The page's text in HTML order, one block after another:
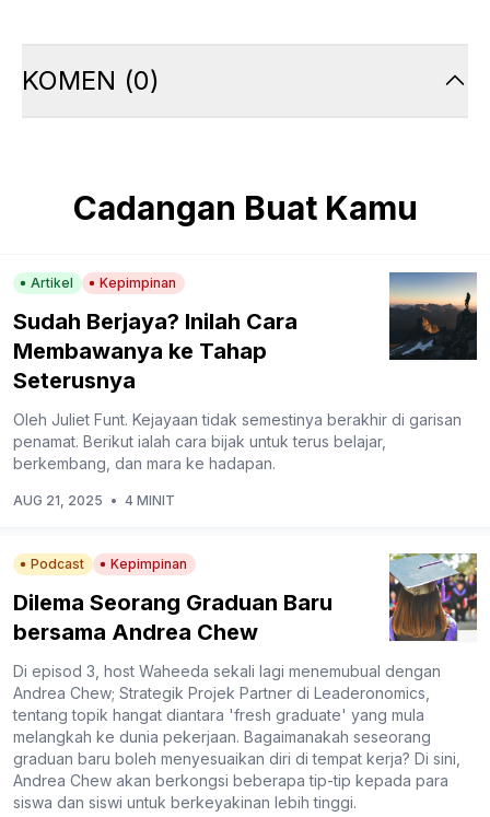
KOMEN (0)
Cadangan Buat Kamu
Artikel Kepimpinan
Sudah Berjaya? Inilah Cara
Membawanya ke Tahap
Seterusnya
Oleh Juliet Funt. Kejayaan tidak semestinya berakhir di garisan
penamat. Berikut ialah cara bijak untuk terus belajar,
berkembang, dan mara ke hadapan.
AUG 21, 2025 • 4 MINIT
Podcast Kepimpinan
Dilema Seorang Graduan Baru
bersama Andrea Chew
Di episod 3, host Waheeda sekali lagi menemubual dengan
Andrea Chew; Strategik Projek Partner di Leaderonomics,
tentang topik hangat diantara 'fresh graduate' yang mula
melangkah ke dunia pekerjaan. Bagaimanakah seseorang
graduan baru boleh menyesuaikan diri di tempat kerja? Di sini,
Andrea Chew akan berkongsi beberapa tip-tip kepada para
siswa dan siswi untuk berkeyakinan lebih tinggi.